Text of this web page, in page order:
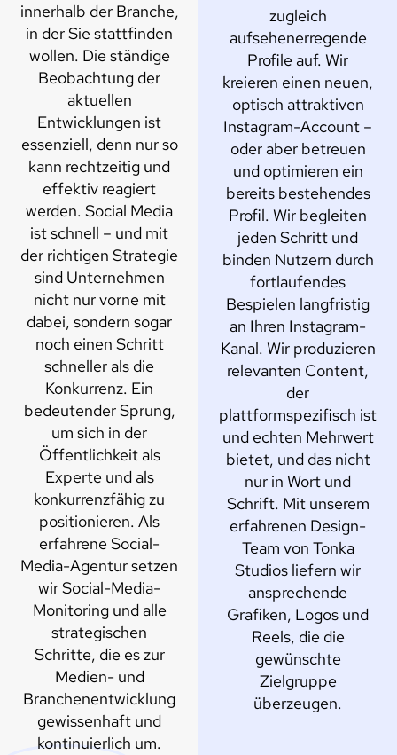
innerhalb der Branche,
in der Sie stattfinden
wollen. Die ständige
Beobachtung der
aktuellen
Entwicklungen ist
essenziell, denn nur so
kann rechtzeitig und
effektiv reagiert
werden. Social Media
ist schnell – und mit
der richtigen Strategie
sind Unternehmen
nicht nur vorne mit
dabei, sondern sogar
noch einen Schritt
schneller als die
Konkurrenz. Ein
bedeutender Sprung,
um sich in der
Öffentlichkeit als
Experte und als
konkurrenzfähig zu
positionieren. Als
erfahrene Social-
Media-Agentur setzen
wir Social-Media-
Monitoring und alle
strategischen
Schritte, die es zur
Medien- und
Branchenentwicklung
gewissenhaft und
kontinuierlich um.
zugleich
aufsehenerregende
Profile auf. Wir
kreieren einen neuen,
optisch attraktiven
Instagram-Account –
oder aber betreuen
und optimieren ein
bereits bestehendes
Profil. Wir begleiten
jeden Schritt und
binden Nutzern durch
fortlaufendes
Bespielen langfristig
an Ihren Instagram-
Kanal. Wir produzieren
relevanten Content,
der
plattformspezifisch ist
und echten Mehrwert
bietet, und das nicht
nur in Wort und
Schrift. Mit unserem
erfahrenen Design-
Team von Tonka
Studios liefern wir
ansprechende
Grafiken, Logos und
Reels, die die
gewünschte
Zielgruppe
überzeugen.